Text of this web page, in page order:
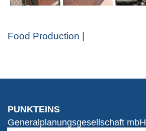
Food Production |
PUNKTEINS
Generalplanungsgesellschaft mbH